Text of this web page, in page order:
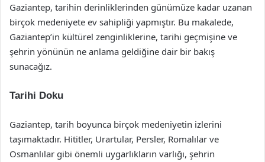
Gaziantep, tarihin derinliklerinden günümüze kadar uzanan
birçok medeniyete ev sahipliği yapmıştır. Bu makalede,
Gaziantep’in kültürel zenginliklerine, tarihi geçmişine ve
şehrin yönünün ne anlama geldiğine dair bir bakış
sunacağız.
Tarihi Doku
Gaziantep, tarih boyunca birçok medeniyetin izlerini
taşımaktadır. Hititler, Urartular, Persler, Romalılar ve
Osmanlılar gibi önemli uygarlıkların varlığı, şehrin